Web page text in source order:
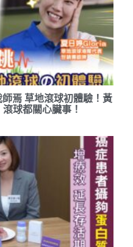
師焉 草地滾球初體驗！黃
球都關心臟事！